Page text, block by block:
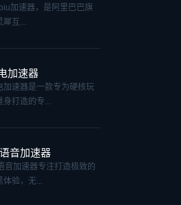
加速器，是阿里巴巴旗
犀互...
加速器
加速器是一款专为硬核玩
身打造的专...
音加速器
音加速器专注打造极致的
体验，无...